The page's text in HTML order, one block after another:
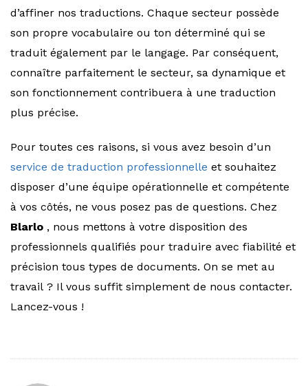
d’affiner nos traductions. Chaque secteur possède
son propre vocabulaire ou ton déterminé qui se
traduit également par le langage. Par conséquent,
connaître parfaitement le secteur, sa dynamique et
son fonctionnement contribuera à une traduction
plus précise.
Pour toutes ces raisons, si vous avez besoin d’un
service de traduction professionnelle et souhaitez
disposer d’une équipe opérationnelle et compétente
à vos côtés, ne vous posez pas de questions. Chez
Blarlo , nous mettons à votre disposition des
professionnels qualifiés pour traduire avec fiabilité et
précision tous types de documents. On se met au
travail ? Il vous suffit simplement de nous contacter.
Lancez-vous !